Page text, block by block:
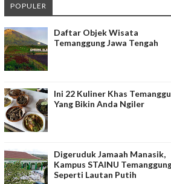
POPULER
Daftar Objek Wisata
Temanggung Jawa Tengah
Ini 22 Kuliner Khas
Yang Bikin Anda Ngiler
Digeruduk Jamaah Manasik,
Kampus STAINU
Seperti Lautan Putih